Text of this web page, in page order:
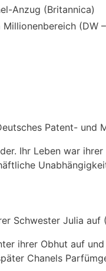
Anzug (Britannica)
(DW
Patent- und
Ihr Leben war
Schwester Julia auf (
ihrer Obhut auf
Chanels